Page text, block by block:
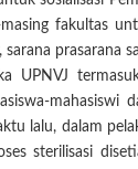
fakultas
prasarana
UPNVJ
mahasiswi
lalu, dalam
sterilisasi